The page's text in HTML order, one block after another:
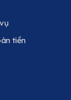
tiền